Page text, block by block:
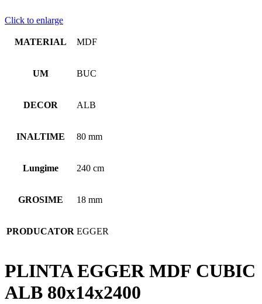
Click to enlarge
MATERIAL MDF
UM BUC
DECOR ALB
INALTIME 80 mm
Lungime 240 cm
GROSIME 18 mm
PRODUCATOR EGGER
PLINTA EGGER MDF CUBIC
ALB 80x14x2400